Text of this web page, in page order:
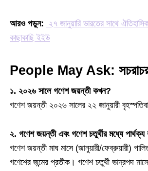
আরও পড়ুন: ২৭ জানুয়ারি ভারতের সাথে
কাছাকাছি ইইউ
People May Ask: সচরাচর
১. ২০২৬ সালে গণেশ জয়ন্তী কখন?
গণেশ জয়ন্তী ২০২৬ সালের ২২ জানুয়ারী
২. গণেশ জয়ন্তী এবং গণেশ চতুর্থীর মধ্যে পার্থক্য
গণেশ জয়ন্তী মাঘ মাসে (জানুয়ারী/ফেব্রুয়ারী)
গণেশের জন্মের প্রতীক। গণেশ চতুর্থী ভাদ্রপদ